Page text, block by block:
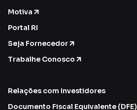
Motiva
Portal RI
Seja Fornecedor
Trabalhe Conosco
Relações com Investidores
Documento Fiscal Equivalente (DFE)